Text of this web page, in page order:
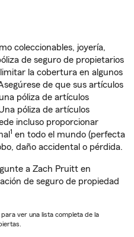
coleccionables, joyería,
de seguro de propietarios
la cobertura en algunos
de que sus artículos
póliza de artículos
póliza de artículos
incluso proporcionar
1 en todo el mundo (perfecta
daño accidental o pérdida.
a Zach Pruitt en
de seguro de propiedad
ver una lista completa de la